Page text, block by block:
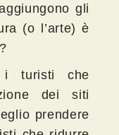
gli
(o l’arte) è
i turisti che
dei siti
prendere